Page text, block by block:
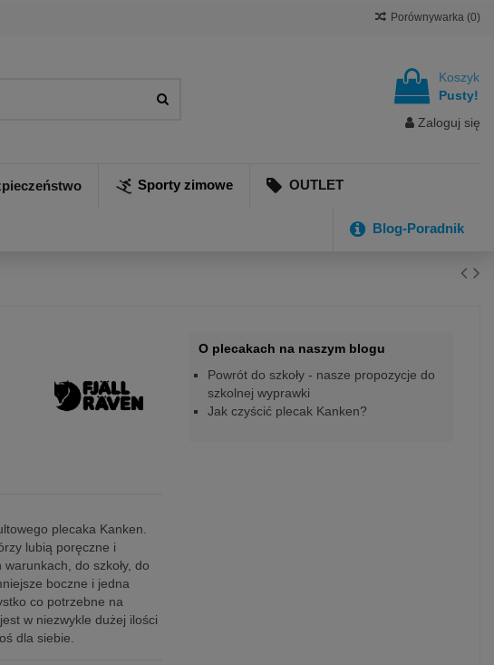
Porównywarka (0)
Koszyk
Pusty!
Zaloguj się
Sporty zimowe OUTLET
Blog-Poradnik
plecaka Kanken.
lubią poręczne i
do szkoły, do
boczne i jedna
co potrzebne na
w niezwykle dużej ilości
dla siebie.
O plecakach na naszym blogu
Powrót do szkoły - nasze propozycje do
szkolnej wyprawki
Jak czyścić plecak Kanken?